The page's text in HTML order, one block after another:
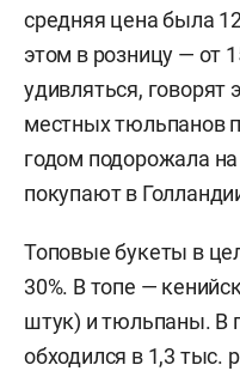
средняя цена была
этом в розницу — от
удивляться, говорят
местных тюльпанов
годом подорожала
покупают в
Топовые букеты в
30%. В топе —
штук) и тюльпаны. В
обходился в 1,3 тыс.